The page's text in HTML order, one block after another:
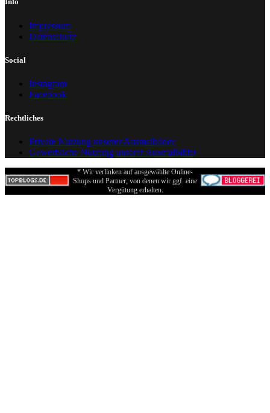
Social
Instagram
Facebook
Rechtliches
Private Nutzung unserer Ausmalbilder
Gewerbliche Nutzung unserer Ausmalbilder
Vergütung erhalten.